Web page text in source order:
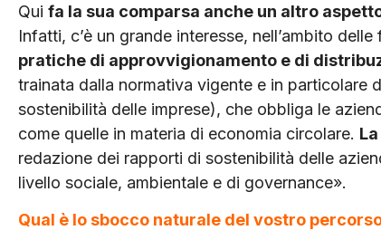
Qui fa la sua comparsa anche un altro
Infatti, c’è un grande interesse, nell’ambito
pratiche di approvvigionamento e di
trainata dalla normativa vigente e in particolare
sostenibilità delle imprese), che obbliga le
come quelle in materia di economia circolare. La
redazione dei rapporti di sostenibilità delle
livello sociale, ambientale e di governance».
Qual è lo sbocco naturale del vostro